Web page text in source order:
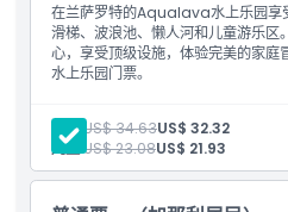
排除项
营业时间
需要了解的事项
在兰萨罗特的Aqualava水上乐园享
滑梯、波浪池、懒人河和儿童游乐区
心，享受顶级设施，体验完美的家
水上乐园门票。
成人: US$ 34.63US$ 32.32
儿童: US$ 23.08US$ 21.93